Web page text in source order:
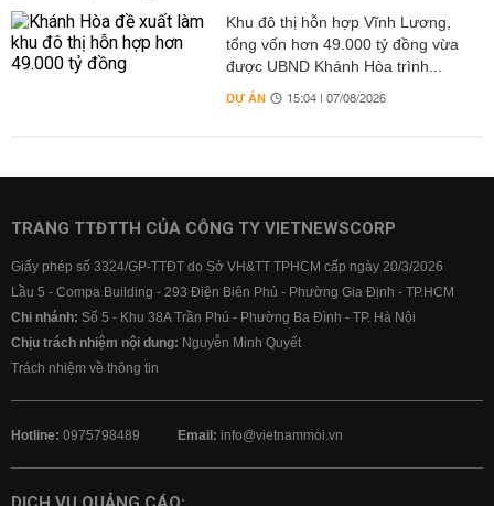
Khu đô thị hỗn hợp Vĩnh Lương,
tổng vốn hơn 49.000 tỷ đồng vừa
được UBND Khánh Hòa trình...
DỰ ÁN 15:04 | 07/08/2026
TRANG TTĐTTH CỦA CÔNG TY VIETNEWSCORP
Giấy phép số 3324/GP-TTĐT do Sở VH&TT TPHCM cấp ngày 20/3/2026
Lầu 5 - Compa Building - 293 Điện Biên Phủ - Phường Gia Định - TP.HCM
Chi nhánh: Số 5 - Khu 38A Trần Phú - Phường Ba Đình - TP. Hà Nội
Chịu trách nhiệm nội dung: Nguyễn Minh Quyết
Trách nhiệm về thông tin
Hotline: 0975798489 Email: info@vietnammoi.vn